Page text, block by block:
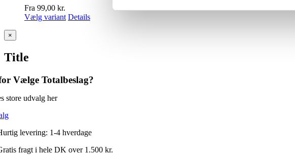
Fra 99,00 kr.
Vælg variant Details
Close
product
view
×
Title
Vælge Totalbeslag?
store udvalg her
levering: 1-4 hverdage
fragt i hele DK over 1.500 kr.